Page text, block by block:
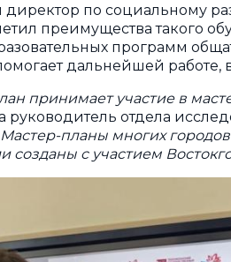
по социальному
преимущества такого
программ
дальнейшей
принимает участие в
руководитель отдела
Мастер-планы многих
созданы с участием